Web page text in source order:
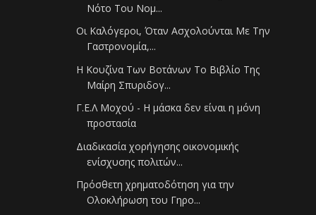
Νότο Του Νομ...
Οι Καλόγεροι, Όταν Ασχολούνται Με Την
Γαστρονομία,...
Η Κουζίνα Των Βοτάνων Το Βιβλίο Της
Μαίρη Σπυριδογ...
Γ.Ε.Λ Μοχού - Η μάσκα δεν είναι η μόνη
προστασία
Διαδικασία χορήγησης οικονομικής
ενίσχυσης πολιτών...
Πρόσθετη χρηματοδότηση για την
Ολοκλήρωση του Γηρο...